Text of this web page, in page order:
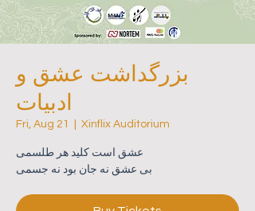
بزرگداشت عشق و
ادبیات
Fri, Aug 21 Xinflix Auditorium
عشق است کلید هر طلسمی
بی عشق نه جان بود نه جسمی